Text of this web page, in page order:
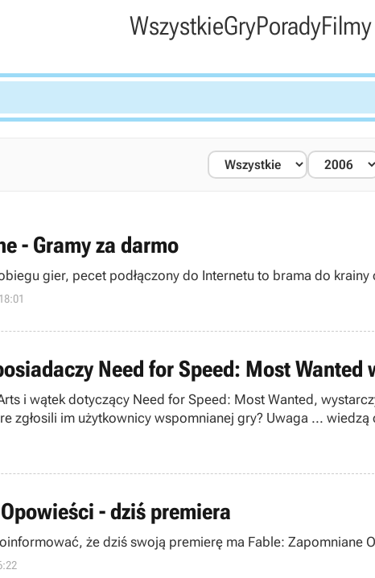
WszystkieGryPorady
- Gramy za darmo
gier, pecet podłączony do Internetu to brama do
Need for Speed: Most Wanted
i wątek dotyczący Need for Speed: Most Wanted,
zgłosili im użytkownicy wspomnianej gry? Uwaga ... wiedzą
- dziś premiera
że dziś swoją premierę ma Fable: Zapomniane